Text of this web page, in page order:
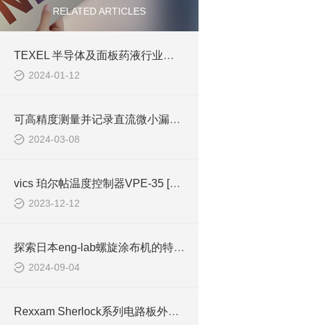
RELATED ARTICLES
TEXEL 半导体及面板药液行业的高的端进口磁力泵MTA-040
2024-01-12
可高精度测量并记录直流微小漏电 漏电测量仪/记录仪 CL20MA/S
2024-03-08
vics 珀尔帖温度控制器VPE-35 [带温度程序功能]
2023-12-12
探索日本eng-lab螺旋涂布机的特点和应用领域
2024-09-04
Rexxam Sherlock系列电路板外观检查装置详解